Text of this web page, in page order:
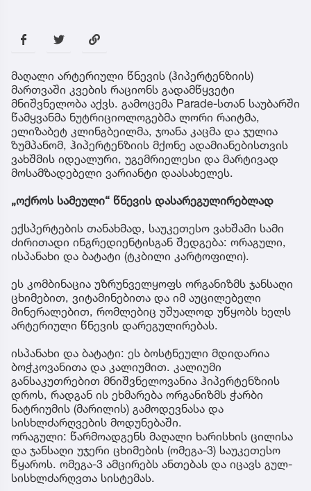
მაღალი არტერიული წნევის (ჰიპერტენზიის)
მართვაში კვების რაციონს გადამწყვეტი
მნიშვნელობა აქვს. გამოცემა Parade-სთან საუბარში
წამყვანმა ნუტრიციოლოგებმა ლორი რაიტმა,
ელიზაბეტ კლინგბეილმა, ჯოანა კაცმა და ჯულია
ზუმპანომ, ჰიპერტენზიის მქონე ადამიანებისთვის
ვახშმის იდეალური, უგემრიელესი და მარტივად
მოსამზადებელი ვარიანტი დაასახელეს.
„ოქროს სამეული“ წნევის დასარეგულირებლად
ექსპერტების თანახმად, საუკეთესო ვახშამი სამი
ძირითადი ინგრედიენტისგან შედგება: ორაგული,
ისპანახი და ბატატი (ტკბილი კარტოფილი).
ეს კომბინაცია უზრუნველყოფს ორგანიზმს ჯანსაღი
ცხიმებით, ვიტამინებითა და იმ აუცილებელი
მინერალებით, რომლებიც უშუალოდ უწყობს ხელს
არტერიული წნევის დარეგულირებას.
ისპანახი და ბატატი: ეს ბოსტნეული მდიდარია
ბოჭკოვანითა და კალიუმით. კალიუმი
განსაკუთრებით მნიშვნელოვანია ჰიპერტენზიის
დროს, რადგან ის ეხმარება ორგანიზმს ჭარბი
ნატრიუმის (მარილის) გამოდევნასა და
სისხლძარღვების მოდუნებაში.
ორაგული: წარმოადგენს მაღალი ხარისხის ცილისა
და ჯანსაღი უჯერი ცხიმების (ომეგა-3) საუკეთესო
წყაროს. ომეგა-3 ამცირებს ანთებას და იცავს გულ-
სისხლძარღვთა სისტემას.